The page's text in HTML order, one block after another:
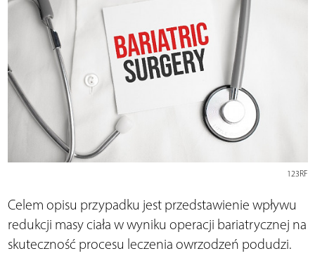
123RF
Celem opisu przypadku jest przedstawienie wpływu
redukcji masy ciała w wyniku operacji bariatrycznej na
skuteczność procesu leczenia owrzodzeń podudzi.